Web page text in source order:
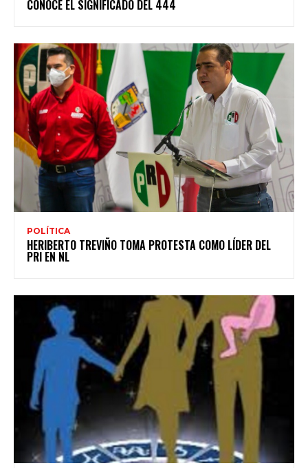
CONOCE EL SIGNIFICADO DEL 444
POLÍTICA
HERIBERTO TREVIÑO TOMA PROTESTA COMO LÍDER DEL
PRI EN NL